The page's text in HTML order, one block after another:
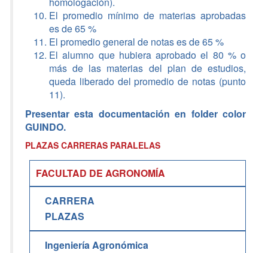
El promedio mínimo de materias aprobadas
es de 65 %
El promedio general de notas es de 65 %
El alumno que hubiera aprobado el 80 % o
más de las materias del plan de estudios,
queda liberado del promedio de notas (punto
11).
Presentar esta documentación en folder color
GUINDO.
PLAZAS CARRERAS PARALELAS
FACULTAD DE AGRONOMÍA
CARRERA
PLAZAS
Ingeniería Agronómica